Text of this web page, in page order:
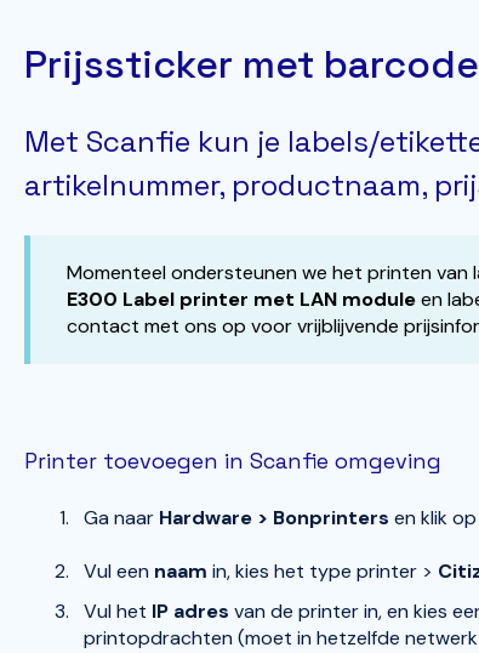
Prijssticker met
Met Scanfie kun je labels/
artikelnummer, productnaam,
Momenteel ondersteunen we het printen van
E300 Label printer met LAN moduleen
contact met ons op voor vrijblijvende
Printer toevoegen in Scanfie omgeving
Ga naar Hardware > Bonprinters en klik op
Vul een naam in, kies het type printer >
Vul het IP adres van de printer in, en kies
printopdrachten (moet in hetzelfde